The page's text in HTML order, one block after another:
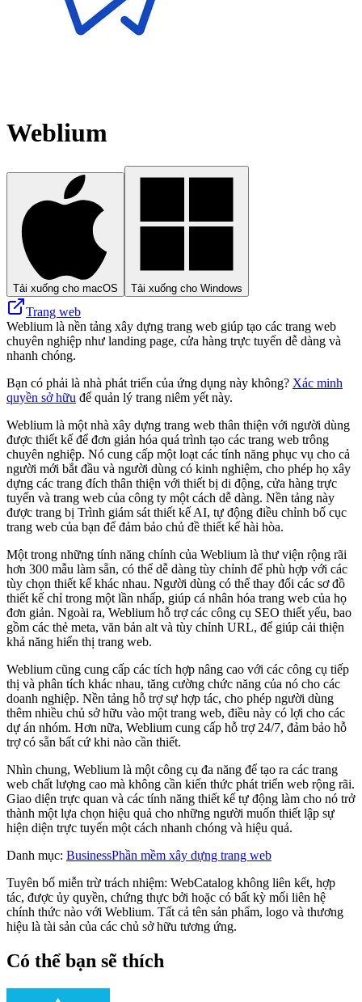
Weblium
Tải xuống cho macOS Tải xuống cho Windows
Trang web
Weblium là nền tảng xây dựng trang web giúp tạo các trang web
chuyên nghiệp như landing page, cửa hàng trực tuyến dễ dàng và
nhanh chóng.
Bạn có phải là nhà phát triển của ứng dụng này không? Xác minh
quyền sở hữu để quản lý trang niêm yết này.
Weblium là một nhà xây dựng trang web thân thiện với người dùng
được thiết kế để đơn giản hóa quá trình tạo các trang web trông
chuyên nghiệp. Nó cung cấp một loạt các tính năng phục vụ cho cả
người mới bắt đầu và người dùng có kinh nghiệm, cho phép họ xây
dựng các trang đích thân thiện với thiết bị di động, cửa hàng trực
tuyến và trang web của công ty một cách dễ dàng. Nền tảng này
được trang bị Trình giám sát thiết kế AI, tự động điều chỉnh bố cục
trang web của bạn để đảm bảo chủ đề thiết kế hài hòa.
Một trong những tính năng chính của Weblium là thư viện rộng rãi
hơn 300 mẫu làm sẵn, có thể dễ dàng tùy chỉnh để phù hợp với các
tùy chọn thiết kế khác nhau. Người dùng có thể thay đổi các sơ đồ
thiết kế chỉ trong một lần nhấp, giúp cá nhân hóa trang web của họ
đơn giản. Ngoài ra, Weblium hỗ trợ các công cụ SEO thiết yếu, bao
gồm các thẻ meta, văn bản alt và tùy chỉnh URL, để giúp cải thiện
khả năng hiển thị trang web.
Weblium cũng cung cấp các tích hợp nâng cao với các công cụ tiếp
thị và phân tích khác nhau, tăng cường chức năng của nó cho các
doanh nghiệp. Nền tảng hỗ trợ sự hợp tác, cho phép người dùng
thêm nhiều chủ sở hữu vào một trang web, điều này có lợi cho các
dự án nhóm. Hơn nữa, Weblium cung cấp hỗ trợ 24/7, đảm bảo hỗ
trợ có sẵn bất cứ khi nào cần thiết.
Nhìn chung, Weblium là một công cụ đa năng để tạo ra các trang
web chất lượng cao mà không cần kiến ​​thức phát triển web rộng rãi.
Giao diện trực quan và các tính năng thiết kế tự động làm cho nó trở
thành một lựa chọn hiệu quả cho những người muốn thiết lập sự
hiện diện trực tuyến một cách nhanh chóng và hiệu quả.
Danh mục: BusinessPhần mềm xây dựng trang web
Tuyên bố miễn trừ trách nhiệm: WebCatalog không liên kết, hợp
tác, được ủy quyền, chứng thực bởi hoặc có bất kỳ mối liên hệ
chính thức nào với Weblium. Tất cả tên sản phẩm, logo và thương
hiệu là tài sản của các chủ sở hữu tương ứng.
Có thể bạn sẽ thích